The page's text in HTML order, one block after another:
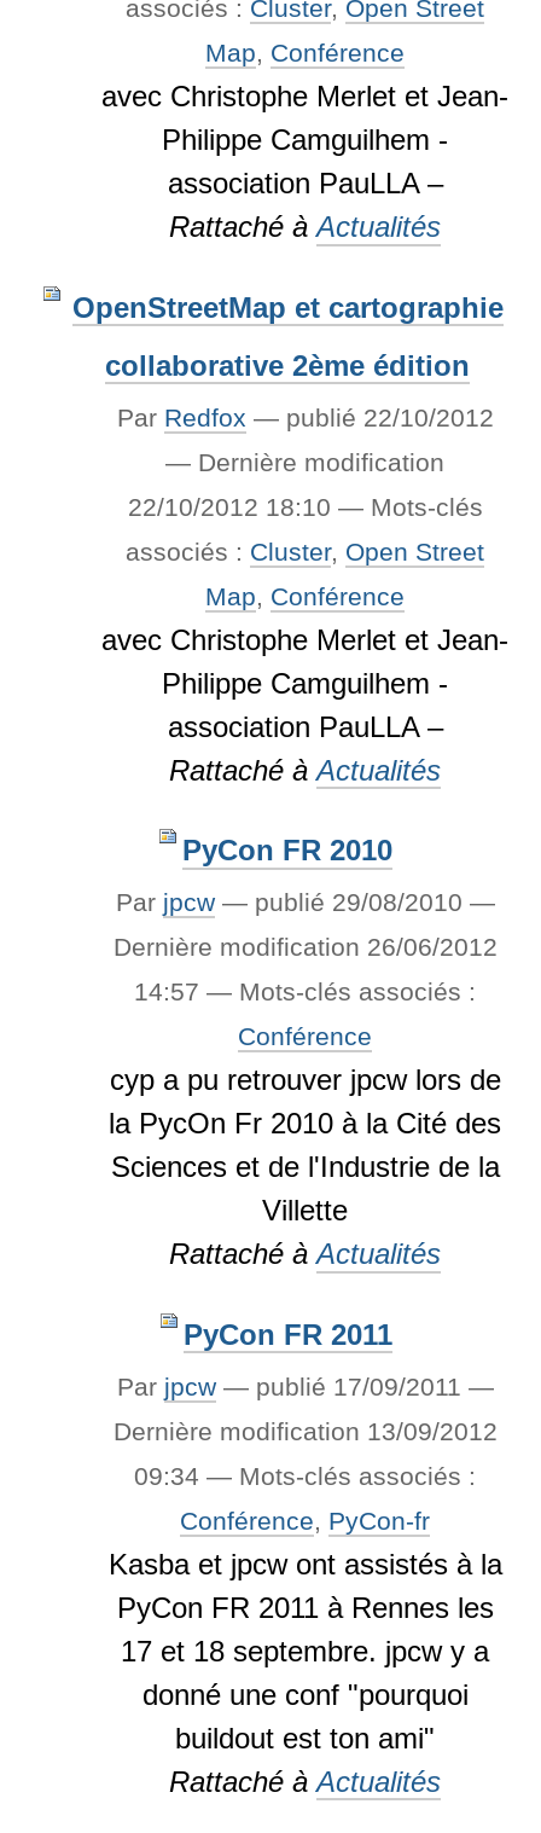
associés : Cluster, Open Street
Map, Conférence
avec Christophe Merlet et Jean-
Philippe Camguilhem -
association PauLLA –
Rattaché à Actualités
OpenStreetMap et cartographie
collaborative 2ème édition
Par Redfox — publié 22/10/2012
— Dernière modification
22/10/2012 18:10 — Mots-clés
associés : Cluster, Open Street
Map, Conférence
avec Christophe Merlet et Jean-
Philippe Camguilhem -
association PauLLA –
Rattaché à Actualités
PyCon FR 2010
Par jpcw — publié 29/08/2010 —
Dernière modification 26/06/2012
14:57— Mots-clés associés :
Conférence
cyp a pu retrouver jpcw lors de
la PycOn Fr 2010 à la Cité des
Sciences et de l'Industrie de la
Villette
Rattaché à Actualités
PyCon FR 2011
Par jpcw — publié 17/09/2011 —
Dernière modification 13/09/2012
09:34— Mots-clés associés :
Conférence, PyCon-fr
Kasba et jpcw ont assistés à la
PyCon FR 2011 à Rennes les
17 et 18 septembre. jpcw y a
donné une conf "pourquoi
buildout est ton ami"
Rattaché à Actualités